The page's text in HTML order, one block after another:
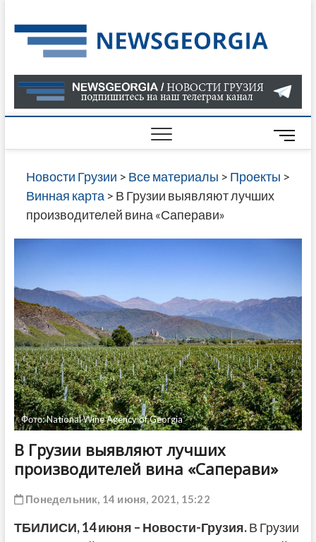
to
content
О
В
ГРУЗИИ
САЙТЕ
M
e
n
n
Новости Грузии > Все материалы > Проекты >
Винная карта> В Грузии выявляют лучших
производителей вина «Саперави»
Фото: National Wine Agency of Georgia
В Грузии выявляют лучших
производителей вина «Саперави»
Понедельник, 14 июня, 2021, 15:22
ТБИЛИСИ,14 июня – Новости-Грузия.В Грузии